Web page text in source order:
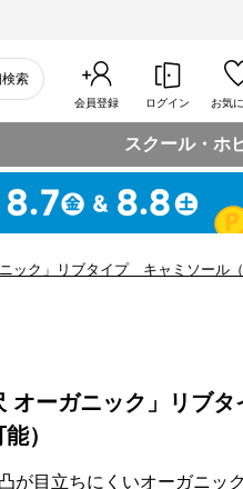
索
会員登録 ログイン お気
スクール・ホ
ク」リブタイプ キャミソール（
ーガニック」リブ
）
が目立ちにくいオーガニッ